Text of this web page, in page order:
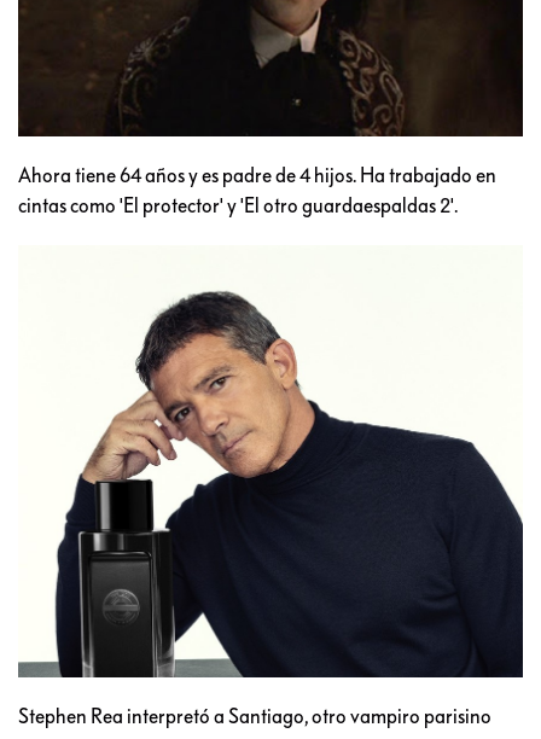
Ahora tiene 64 años y es padre de 4 hijos. Ha trabajado en
cintas como 'El protector' y 'El otro guardaespaldas 2'.
Stephen Rea interpretó a Santiago, otro vampiro parisino